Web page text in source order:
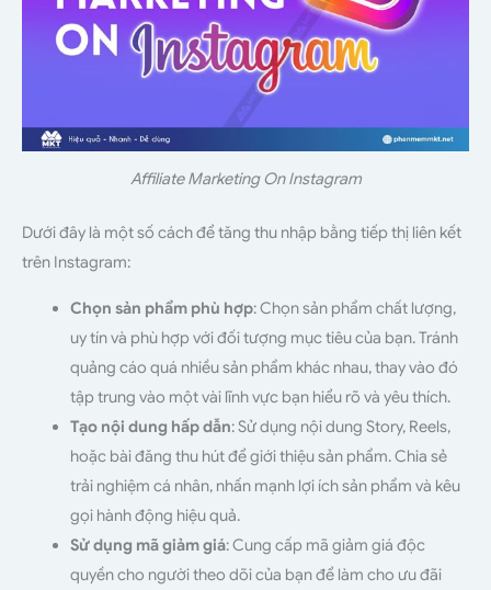
Affiliate Marketing On Instagram
Dưới đây là một số cách để tăng thu nhập bằng tiếp thị liên kết
trên Instagram:
Chọn sản phẩm phù hợp: Chọn sản phẩm chất lượng,
uy tín và phù hợp với đối tượng mục tiêu của bạn. Tránh
quảng cáo quá nhiều sản phẩm khác nhau, thay vào đó
tập trung vào một vài lĩnh vực bạn hiểu rõ và yêu thích.
Tạo nội dung hấp dẫn: Sử dụng nội dung Story, Reels,
hoặc bài đăng thu hút để giới thiệu sản phẩm. Chia sẻ
trải nghiệm cá nhân, nhấn mạnh lợi ích sản phẩm và kêu
gọi hành động hiệu quả.
Sử dụng mã giảm giá: Cung cấp mã giảm giá độc
quyền cho người theo dõi của bạn để làm cho ưu đãi